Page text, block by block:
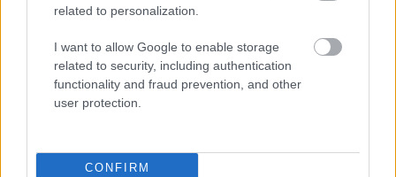
related to personalization.
I want to allow Google to enable storage
related to security, including authentication
functionality and fraud prevention, and other
user protection.
CONFIRM